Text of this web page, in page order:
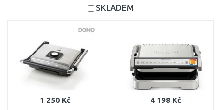
SKLADEM
1 250 Kč 4 198 Kč